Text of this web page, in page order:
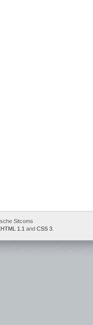
Sitcoms
1.1 and CSS 3